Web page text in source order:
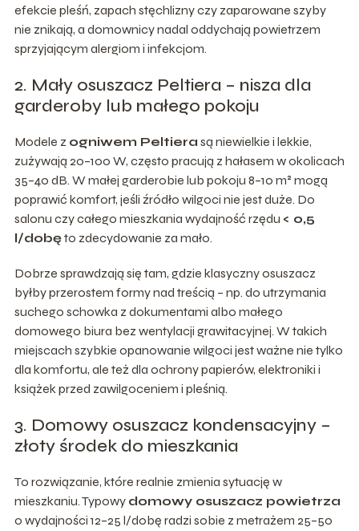
efekcie pleśń, zapach stęchlizny czy zaparowane szyby
nie znikają, a domownicy nadal oddychają powietrzem
sprzyjającym alergiom i infekcjom.
2. Mały osuszacz Peltiera – nisza dla
garderoby lub małego pokoju
Modele z ogniwem Peltiera są niewielkie i lekkie,
zużywają 20–100 W, często pracują z hałasem w okolicach
35–40 dB. W małej garderobie lub pokoju 8–10 m² mogą
poprawić komfort, jeśli źródło wilgoci nie jest duże. Do
salonu czy całego mieszkania wydajność rzędu < 0,5
l/dobęto zdecydowanie za mało.
Dobrze sprawdzają się tam, gdzie klasyczny osuszacz
byłby przerostem formy nad treścią – np. do utrzymania
suchego schowka z dokumentami albo małego
domowego biura bez wentylacji grawitacyjnej. W takich
miejscach szybkie opanowanie wilgoci jest ważne nie tylko
dla komfortu, ale też dla ochrony papierów, elektroniki i
książek przed zawilgoceniem i pleśnią.
3. Domowy osuszacz kondensacyjny –
złoty środek do mieszkania
To rozwiązanie, które realnie zmienia sytuację w
mieszkaniu. Typowy domowy osuszacz powietrza
o wydajności 12–25 l/dobę radzi sobie z metrażem 25–50